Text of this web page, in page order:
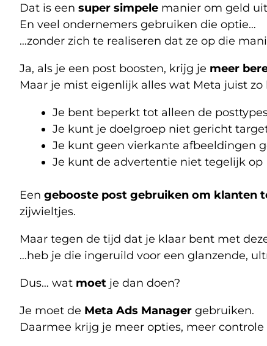
Dat is een super simpele manier om geld
En veel ondernemers gebruiken die optie…
…zonder zich te realiseren dat ze op die
Ja, als je een post boosten, krijg je meer
Maar je mist eigenlijk alles wat Meta juist
Je bent beperkt tot alleen de
Je kunt je doelgroep niet gericht
Je kunt geen vierkante afbeeldingen
Je kunt de advertentie niet tegelijk op
Een gebooste post gebruiken om klanten
zijwieltjes.
Maar tegen de tijd dat je klaar bent met
…heb je die ingeruild voor een glanzende,
Dus… wat moet je dan doen?
Je moet de Meta Ads Manager gebruiken.
Daarmee krijg je meer opties, meer